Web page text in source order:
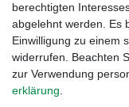
berechtigten
abgelehnt werden. Es
Einwilligung zu einem
widerrufen. Beachten
zur Verwendung
erklärung